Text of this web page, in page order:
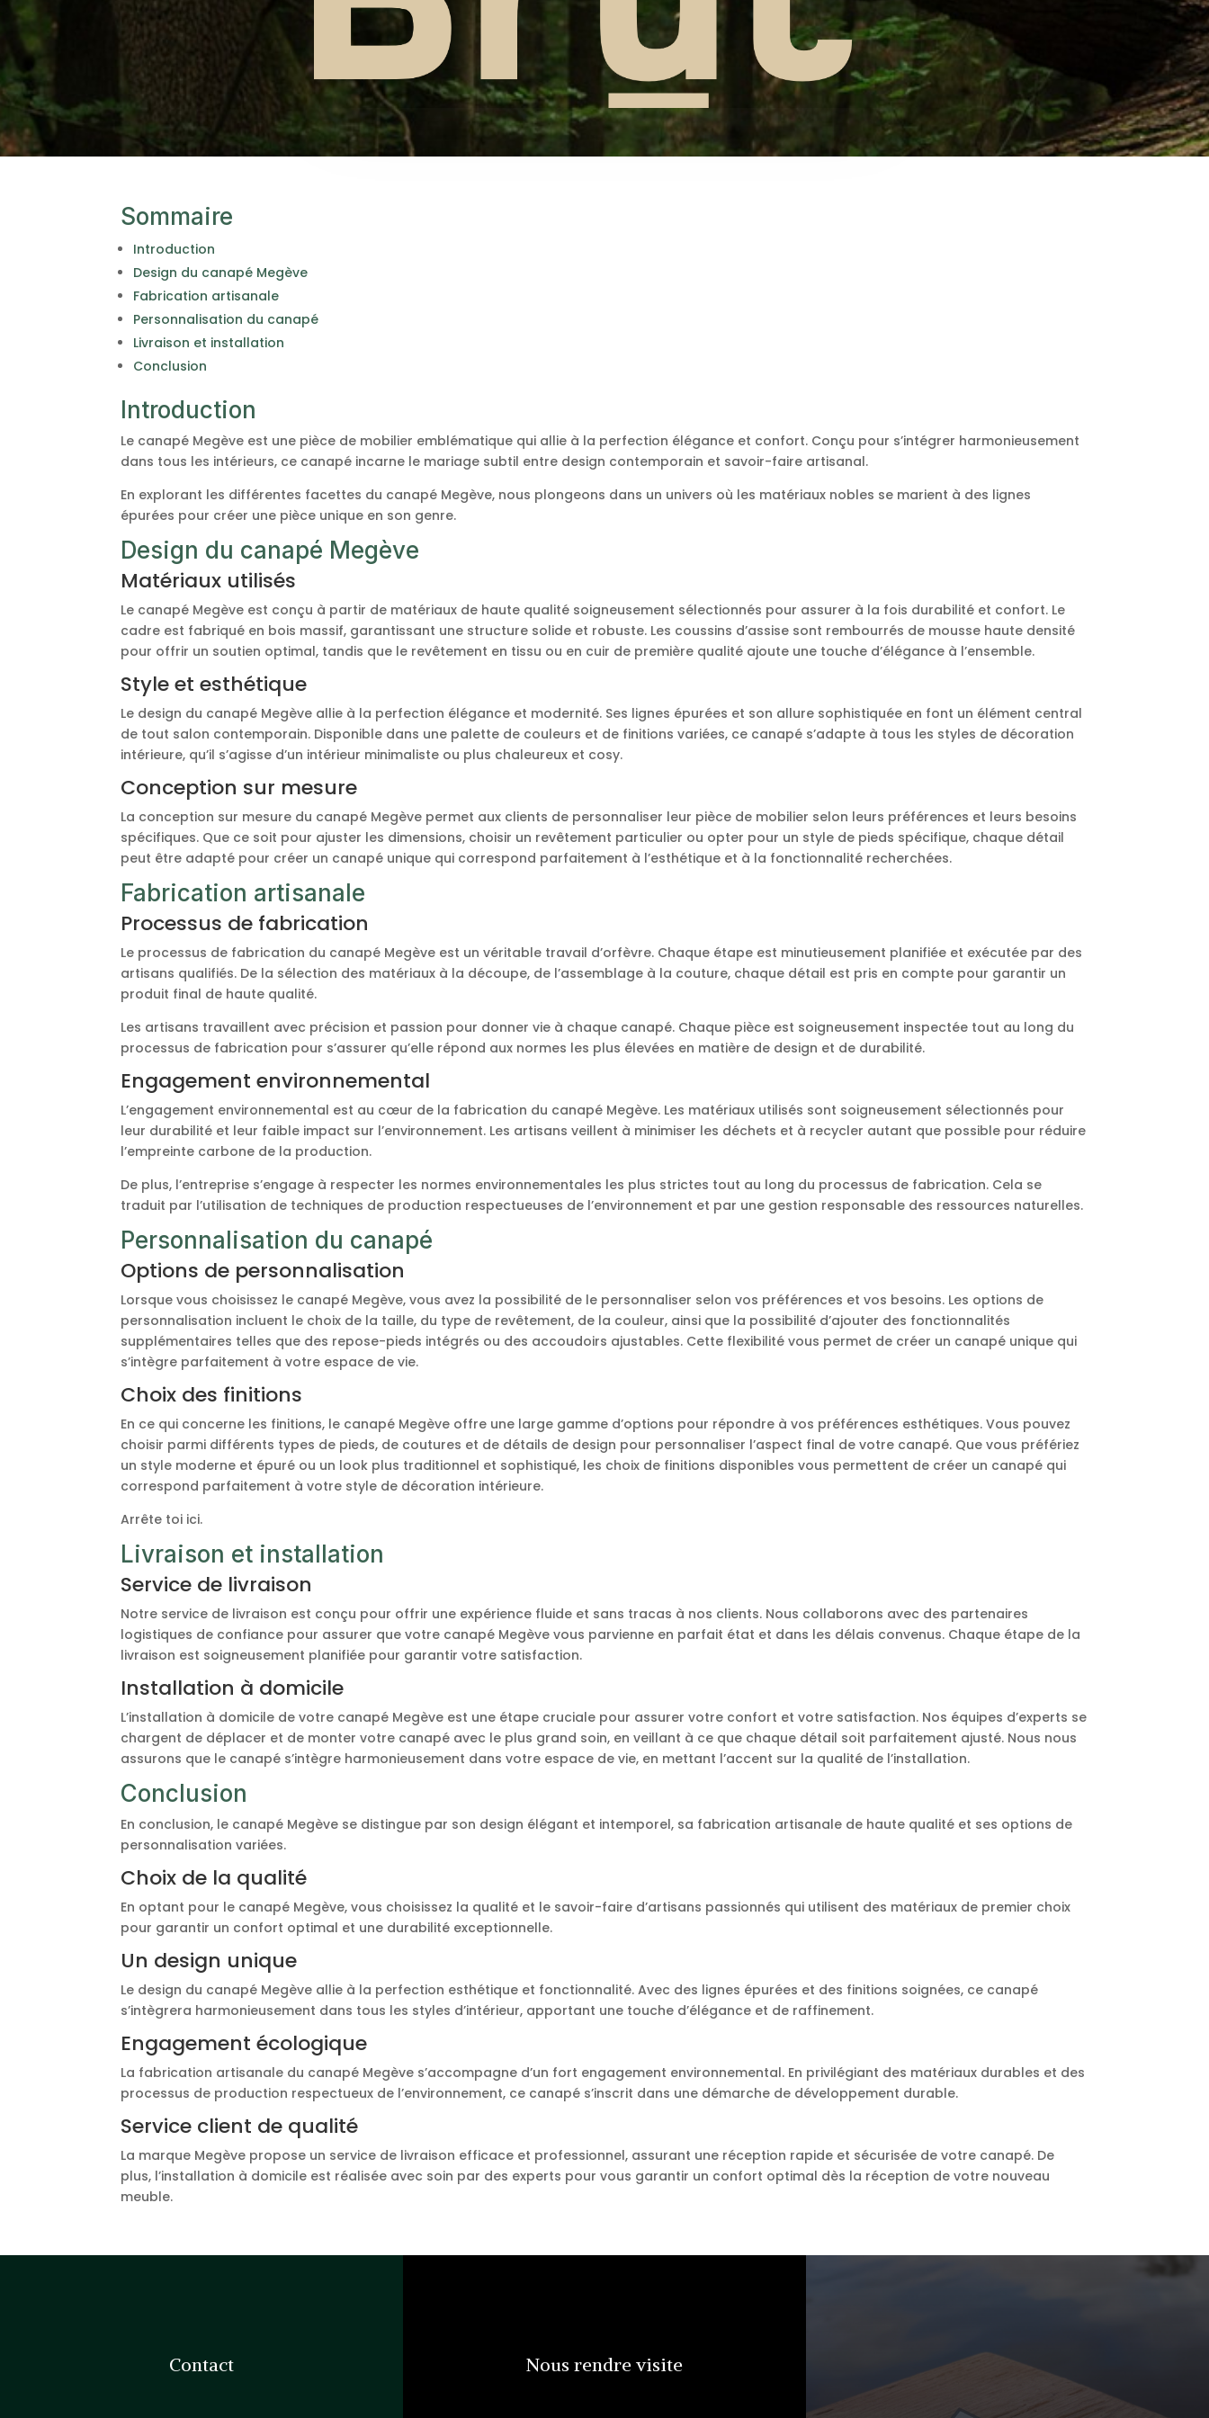
Sommaire
Introduction
Design du canapé Megève
Fabrication artisanale
Personnalisation du canapé
Livraison et installation
Conclusion
Introduction
Le canapé Megève est une pièce de mobilier emblématique qui allie à la perfection élégance et confort. Conçu pour s’intégrer harmonieusement
dans tous les intérieurs, ce canapé incarne le mariage subtil entre design contemporain et savoir-faire artisanal.
En explorant les différentes facettes du canapé Megève, nous plongeons dans un univers où les matériaux nobles se marient à des lignes
épurées pour créer une pièce unique en son genre.
Design du canapé Megève
Matériaux utilisés
Le canapé Megève est conçu à partir de matériaux de haute qualité soigneusement sélectionnés pour assurer à la fois durabilité et confort. Le
cadre est fabriqué en bois massif, garantissant une structure solide et robuste. Les coussins d’assise sont rembourrés de mousse haute densité
pour offrir un soutien optimal, tandis que le revêtement en tissu ou en cuir de première qualité ajoute une touche d’élégance à l’ensemble.
Style et esthétique
Le design du canapé Megève allie à la perfection élégance et modernité. Ses lignes épurées et son allure sophistiquée en font un élément central
de tout salon contemporain. Disponible dans une palette de couleurs et de finitions variées, ce canapé s’adapte à tous les styles de décoration
intérieure, qu’il s’agisse d’un intérieur minimaliste ou plus chaleureux et cosy.
Conception sur mesure
La conception sur mesure du canapé Megève permet aux clients de personnaliser leur pièce de mobilier selon leurs préférences et leurs besoins
spécifiques. Que ce soit pour ajuster les dimensions, choisir un revêtement particulier ou opter pour un style de pieds spécifique, chaque détail
peut être adapté pour créer un canapé unique qui correspond parfaitement à l’esthétique et à la fonctionnalité recherchées.
Fabrication artisanale
Processus de fabrication
Le processus de fabrication du canapé Megève est un véritable travail d’orfèvre. Chaque étape est minutieusement planifiée et exécutée par des
artisans qualifiés. De la sélection des matériaux à la découpe, de l’assemblage à la couture, chaque détail est pris en compte pour garantir un
produit final de haute qualité.
Les artisans travaillent avec précision et passion pour donner vie à chaque canapé. Chaque pièce est soigneusement inspectée tout au long du
processus de fabrication pour s’assurer qu’elle répond aux normes les plus élevées en matière de design et de durabilité.
Engagement environnemental
L’engagement environnemental est au cœur de la fabrication du canapé Megève. Les matériaux utilisés sont soigneusement sélectionnés pour
leur durabilité et leur faible impact sur l’environnement. Les artisans veillent à minimiser les déchets et à recycler autant que possible pour réduire
l’empreinte carbone de la production.
De plus, l’entreprise s’engage à respecter les normes environnementales les plus strictes tout au long du processus de fabrication. Cela se
traduit par l’utilisation de techniques de production respectueuses de l’environnement et par une gestion responsable des ressources naturelles.
Personnalisation du canapé
Options de personnalisation
Lorsque vous choisissez le canapé Megève, vous avez la possibilité de le personnaliser selon vos préférences et vos besoins. Les options de
personnalisation incluent le choix de la taille, du type de revêtement, de la couleur, ainsi que la possibilité d’ajouter des fonctionnalités
supplémentaires telles que des repose-pieds intégrés ou des accoudoirs ajustables. Cette flexibilité vous permet de créer un canapé unique qui
s’intègre parfaitement à votre espace de vie.
Choix des finitions
En ce qui concerne les finitions, le canapé Megève offre une large gamme d’options pour répondre à vos préférences esthétiques. Vous pouvez
choisir parmi différents types de pieds, de coutures et de détails de design pour personnaliser l’aspect final de votre canapé. Que vous préfériez
un style moderne et épuré ou un look plus traditionnel et sophistiqué, les choix de finitions disponibles vous permettent de créer un canapé qui
correspond parfaitement à votre style de décoration intérieure.
Arrête toi ici.
Livraison et installation
Service de livraison
Notre service de livraison est conçu pour offrir une expérience fluide et sans tracas à nos clients. Nous collaborons avec des partenaires
logistiques de confiance pour assurer que votre canapé Megève vous parvienne en parfait état et dans les délais convenus. Chaque étape de la
livraison est soigneusement planifiée pour garantir votre satisfaction.
Installation à domicile
L’installation à domicile de votre canapé Megève est une étape cruciale pour assurer votre confort et votre satisfaction. Nos équipes d’experts se
chargent de déplacer et de monter votre canapé avec le plus grand soin, en veillant à ce que chaque détail soit parfaitement ajusté. Nous nous
assurons que le canapé s’intègre harmonieusement dans votre espace de vie, en mettant l’accent sur la qualité de l’installation.
Conclusion
En conclusion, le canapé Megève se distingue par son design élégant et intemporel, sa fabrication artisanale de haute qualité et ses options de
personnalisation variées.
Choix de la qualité
En optant pour le canapé Megève, vous choisissez la qualité et le savoir-faire d’artisans passionnés qui utilisent des matériaux de premier choix
pour garantir un confort optimal et une durabilité exceptionnelle.
Un design unique
Le design du canapé Megève allie à la perfection esthétique et fonctionnalité. Avec des lignes épurées et des finitions soignées, ce canapé
s’intègrera harmonieusement dans tous les styles d’intérieur, apportant une touche d’élégance et de raffinement.
Engagement écologique
La fabrication artisanale du canapé Megève s’accompagne d’un fort engagement environnemental. En privilégiant des matériaux durables et des
processus de production respectueux de l’environnement, ce canapé s’inscrit dans une démarche de développement durable.
Service client de qualité
La marque Megève propose un service de livraison efficace et professionnel, assurant une réception rapide et sécurisée de votre canapé. De
plus, l’installation à domicile est réalisée avec soin par des experts pour vous garantir un confort optimal dès la réception de votre nouveau
meuble.
Contact Nous rendre visite